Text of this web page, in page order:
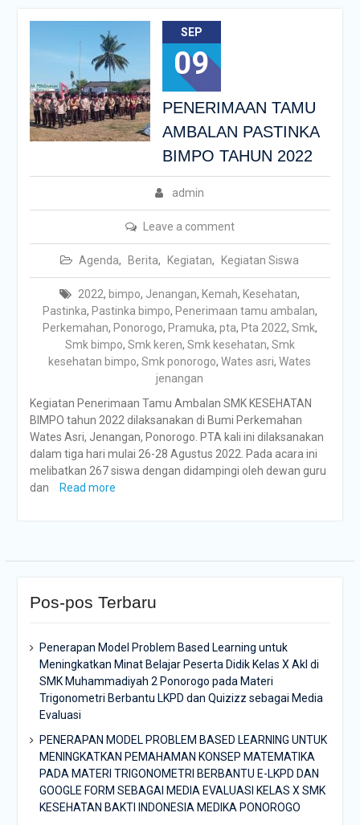
SEP
09
PENERIMAAN TAMU
AMBALAN PASTINKA
BIMPO TAHUN 2022
admin
Leave a comment
Agenda, Berita, Kegiatan, Kegiatan Siswa
2022, bimpo, Jenangan, Kemah, Kesehatan,
Pastinka, Pastinka bimpo, Penerimaan tamu ambalan,
Perkemahan, Ponorogo, Pramuka, pta, Pta 2022, Smk,
Smk bimpo, Smk keren, Smk kesehatan, Smk
kesehatan bimpo,Smk ponorogo,Wates asri,Wates
jenangan
Kegiatan Penerimaan Tamu Ambalan SMK KESEHATAN
BIMPO tahun 2022 dilaksanakan di Bumi Perkemahan
Wates Asri, Jenangan, Ponorogo. PTA kali ini dilaksanakan
dalam tiga hari mulai 26-28 Agustus 2022. Pada acara ini
melibatkan 267 siswa dengan didampingi oleh dewan guru
dan
Read more
Pos-pos Terbaru
Penerapan Model Problem Based Learning untuk
Meningkatkan Minat Belajar Peserta Didik Kelas X Akl di
SMK Muhammadiyah 2 Ponorogo pada Materi
Trigonometri Berbantu LKPD dan Quizizz sebagai Media
Evaluasi
PENERAPAN MODEL PROBLEM BASED LEARNING UNTUK
MENINGKATKAN PEMAHAMAN KONSEP MATEMATIKA
PADA MATERI TRIGONOMETRI BERBANTU E-LKPD DAN
GOOGLE FORM SEBAGAI MEDIA EVALUASI KELAS X SMK
KESEHATAN BAKTI INDONESIA MEDIKA PONOROGO